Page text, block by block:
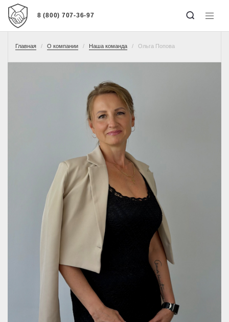
8 (800) 707-36-97
Главная О компании Наша команда Ольга Попова